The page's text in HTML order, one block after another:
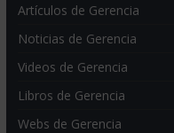
Artículos de Gerencia
Noticias de Gerencia
Videos de Gerencia
Libros de Gerencia
Webs de Gerencia